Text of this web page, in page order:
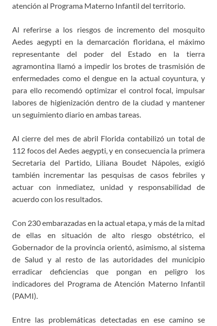
atención al Programa Materno Infantil del territorio.
Al referirse a los riesgos de incremento del mosquito
Aedes aegypti en la demarcación floridana, el máximo
representante del poder del Estado en la tierra
agramontina llamó a impedir los brotes de trasmisión de
enfermedades como el dengue en la actual coyuntura, y
para ello recomendó optimizar el control focal, impulsar
labores de higienización dentro de la ciudad y mantener
un seguimiento diario en ambas tareas.
Al cierre del mes de abril Florida contabilizó un total de
112 focos del Aedes aegypti, y en consecuencia la primera
Secretaria del Partido, Liliana Boudet Nápoles, exigió
también incrementar las pesquisas de casos febriles y
actuar con inmediatez, unidad y responsabilidad de
acuerdo con los resultados.
Con 230 embarazadas en la actual etapa, y más de la mitad
de ellas en situación de alto riesgo obstétrico, el
Gobernador de la provincia orientó, asimismo, al sistema
de Salud y al resto de las autoridades del municipio
erradicar deficiencias que pongan en peligro los
indicadores del Programa de Atención Materno Infantil
(PAMI).
Entre las problemáticas detectadas en ese camino se